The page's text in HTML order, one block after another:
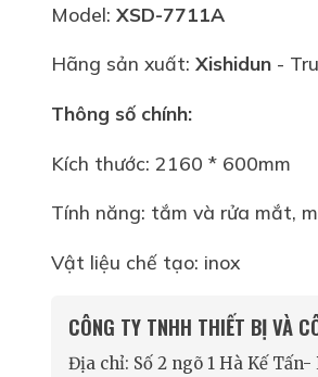
Model: XSD-7711A
Hãng sản xuất: Xishidun -
Thông số chính:
Kích thước: 2160 * 600mm
Tính năng: tắm và rửa mắt,
Vật liệu chế tạo: inox
CÔNG TY TNHH THIẾT BỊ VÀ
Địa chỉ: Số 2 ngõ 1 Hà Kế